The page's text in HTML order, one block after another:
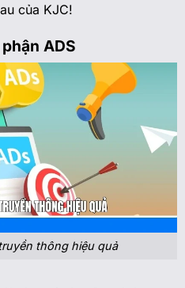
của KJC!
ADS
thông hiệu quả